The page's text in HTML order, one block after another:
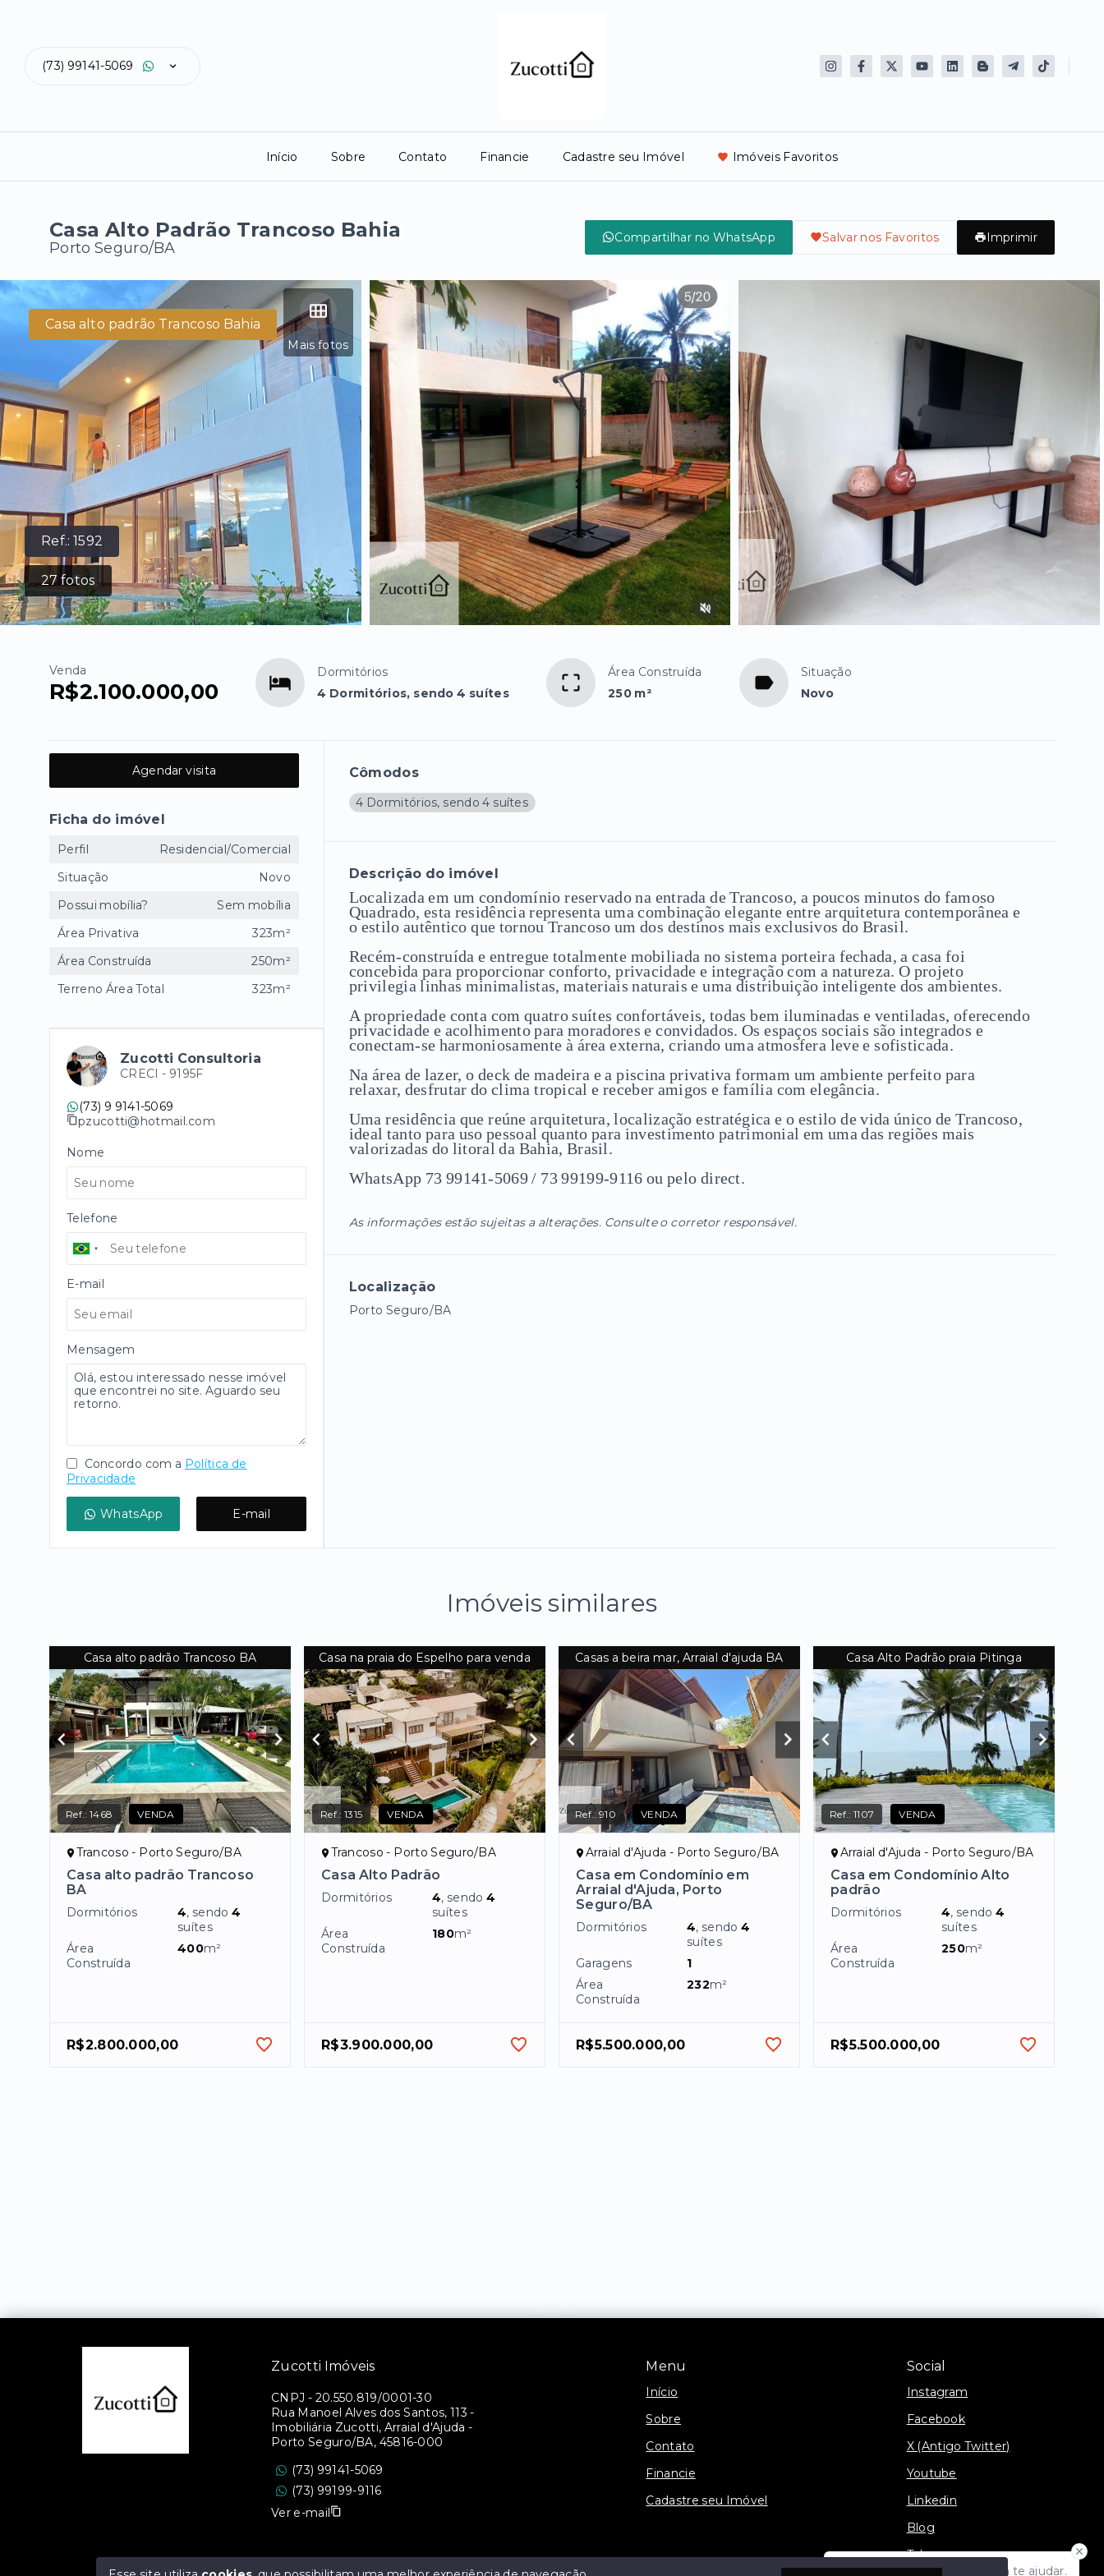
(73) 99141-5069
Início Sobre Contato Financie Cadastre seu Imóvel Imóveis Favoritos
Casa Alto Padrão Trancoso Bahia
Porto Seguro/BA
Compartilhar no WhatsApp Salvar nos Favoritos Imprimir
Ref.:1592
27 fotos
Mais fotos
Casa alto padrão Trancoso Bahia
Venda
R$2.100.000,00
Dormitórios
4 Dormitórios, sendo 4 suítes
Área Construída
250 m²
Situação
Novo
Cômodos
4 Dormitórios, sendo 4 suítes
Descrição do imóvel
Localizada em um condomínio reservado na entrada de Trancoso, a poucos minutos do famoso
Quadrado, esta residência representa uma combinação elegante entre arquitetura contemporânea e
o estilo autêntico que tornou Trancoso um dos destinos mais exclusivos do Brasil.
Recém-construída e entregue totalmente mobiliada no sistema porteira fechada, a casa foi
concebida para proporcionar conforto, privacidade e integração com a natureza. O projeto
privilegia linhas minimalistas, materiais naturais e uma distribuição inteligente dos ambientes.
A propriedade conta com quatro suítes confortáveis, todas bem iluminadas e ventiladas, oferecendo
privacidade e acolhimento para moradores e convidados. Os espaços sociais são integrados e
conectam-se harmoniosamente à área externa, criando uma atmosfera leve e sofisticada.
Na área de lazer, o deck de madeira e a piscina privativa formam um ambiente perfeito para
relaxar, desfrutar do clima tropical e receber amigos e família com elegância.
Uma residência que reúne arquitetura, localização estratégica e o estilo de vida único de Trancoso,
ideal tanto para uso pessoal quanto para investimento patrimonial em uma das regiões mais
valorizadas do litoral da Bahia, Brasil.
WhatsApp 73 99141-5069 / 73 99199-9116 ou pelo direct.
As informações estão sujeitas a alterações. Consulte o corretor responsável.
Localização
Porto Seguro/BA
Agendar visita
Ficha do imóvel
Perfil
Residencial/Comercial
Situação
Novo
Possui mobília?
Sem mobília
Área Privativa
323m²
Área Construída
250m²
Terreno Área Total
323m²
Zucotti Consultoria
CRECI - 9195F
(73) 9 9141-5069
pzucotti@hotmail.com
Nome
Telefone
E-mail
Mensagem
Concordo com a Política de
Privacidade
WhatsApp E-mail
Imóveis similares
Casa alto padrão Trancoso BA
Ref.:1468 VENDA
Trancoso - Porto Seguro/BA
Casa alto padrão Trancoso
BA
Dormitórios 4, sendo4
suítes
Área
Construída
400m²
R$2.800.000,00
Casa na praia do Espelho para venda
Ref.:1315 VENDA
Trancoso - Porto Seguro/BA
Casa Alto Padrão
Dormitórios 4, sendo4
suítes
Área
Construída
180m²
R$3.900.000,00
Casas a beira mar, Arraial d'ajuda BA
Ref.:910 VENDA
Arraial d'Ajuda - Porto Seguro/BA
Casa em Condomínio em
Arraial d'Ajuda, Porto
Seguro/BA
Dormitórios 4, sendo4
suítes
Garagens
1
Área
Construída
232m²
R$5.500.000,00
Casa Alto Padrão praia Pitinga
Ref.:1107 VENDA
Arraial d'Ajuda - Porto Seguro/BA
Casa em Condomínio Alto
padrão
Dormitórios 4, sendo4
suítes
Área
Construída
250m²
R$5.500.000,00
Olá! Estamos disponíveis para te ajudar.
Menu
Início
Sobre
Contato
Financie
Cadastre seu Imóvel
Social
Instagram
Facebook
X (Antigo Twitter)
Youtube
Linkedin
Blog
Telegram
Zucotti Imóveis
CNPJ - 20.550.819/0001-30
Rua Manoel Alves dos Santos, 113 -
Imobiliária Zucotti, Arraial d'Ajuda -
Porto Seguro/BA, 45816-000
(73) 99141-5069
(73) 99199-9116
Ver e-mail